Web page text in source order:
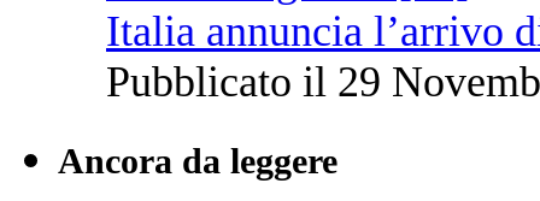
Italia annuncia l’arrivo
Pubblicato il 29
Ancora da leggere